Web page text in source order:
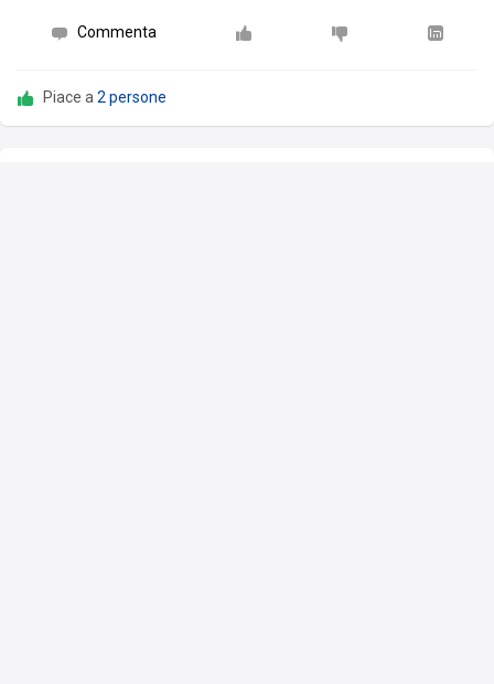
Commenta
Piace a2 persone